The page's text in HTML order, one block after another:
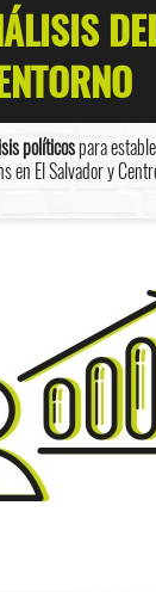
políticospara
en El Salvador y